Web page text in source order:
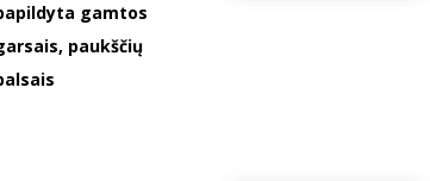
gamtos
paukščių